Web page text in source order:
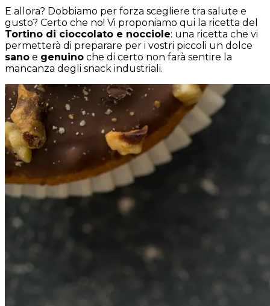
E allora? Dobbiamo per forza scegliere tra salute e
gusto? Certo che no! Vi proponiamo qui la ricetta del
Tortino di cioccolato e nocciole: una ricetta che vi
permetterà di preparare per i vostri piccoli un dolce
sano e genuino che di certo non farà sentire la
mancanza degli snack industriali.